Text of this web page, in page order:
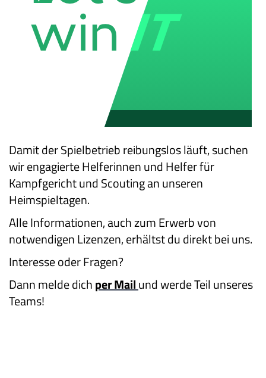
Damit der Spielbetrieb reibungslos läuft, suchen
wir engagierte Helferinnen und Helfer für
Kampfgericht und Scouting an unseren
Heimspieltagen.
Alle Informationen, auch zum Erwerb von
notwendigen Lizenzen, erhältst du direkt bei uns.
Interesse oder Fragen?
Dann melde dichper Mailund werde Teil unseres
Teams!